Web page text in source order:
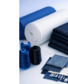
订阅新闻通讯